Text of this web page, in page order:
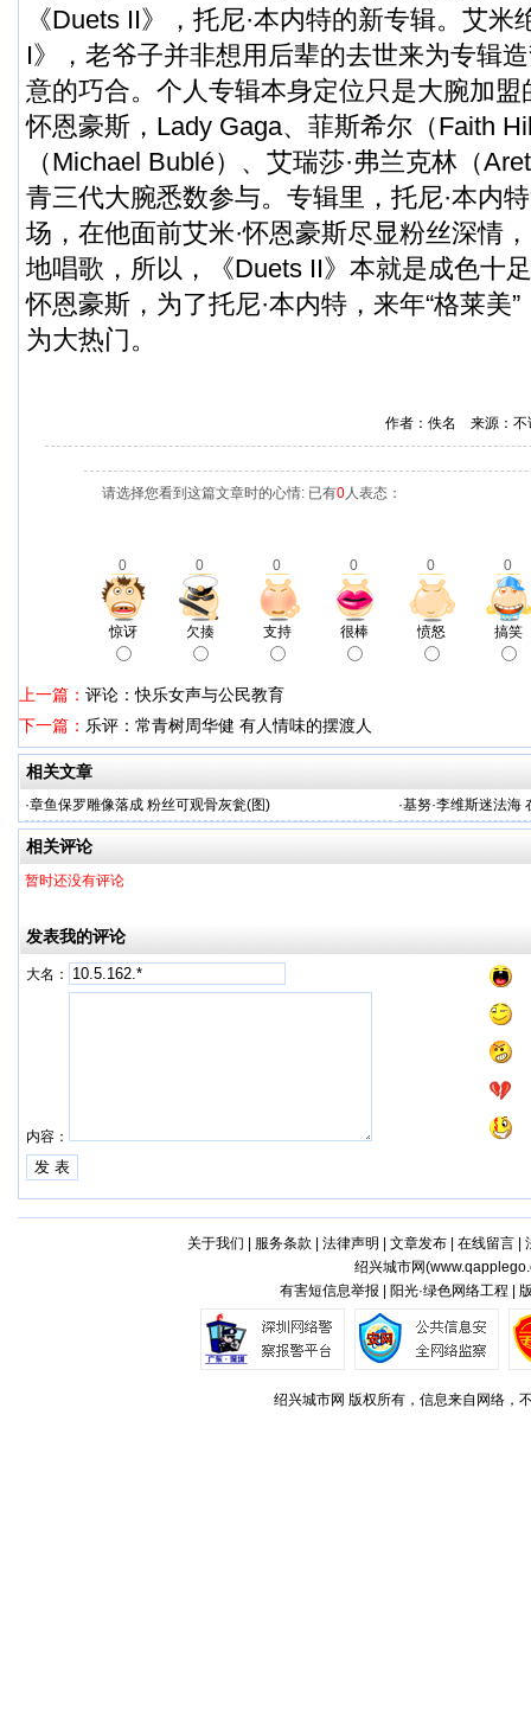
《Duets II》，托尼·本内特的新专辑。艾米
I》，老爷子并非想用后辈的去世来为专辑
意的巧合。个人专辑本身定位只是大腕加盟
怀恩豪斯，Lady Gaga、菲斯希尔（Faith
（Michael Bublé）、艾瑞莎·弗兰克林（
青三代大腕悉数参与。专辑里，托尼·本内
场，在他面前艾米·怀恩豪斯尽显粉丝深情
地唱歌，所以，《Duets II》本就是成色十
怀恩豪斯，为了托尼·本内特，来年“格莱美
为大热门。
作者：佚名 来源：
请选择您看到这篇文章时的心情: 已有0人表态：
0 0 0 0 0 0
惊讶 欠揍 支持 很棒 愤怒 搞笑
上一篇： 评论：快乐女声与公民教育
下一篇： 乐评：常青树周华健 有人情味的摆渡人
相关文章
·章鱼保罗雕像落成 粉丝可观骨灰瓮(图) ·基努·李维斯迷法海
相关评论
暂时还没有评论
发表我的评论
大名：
内容：
关于我们 服务条款 法律声明 文章发布| 在线留言|
绍兴城市网(
有害短信息举报 | 阳光·绿色网络工程 |
绍兴城市网 版权所有，信息来自网络，